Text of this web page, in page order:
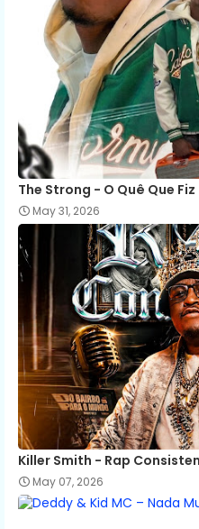
The Strong - O Quê Que
May 31, 2026
Killer Smith - Rap
May 07, 2026